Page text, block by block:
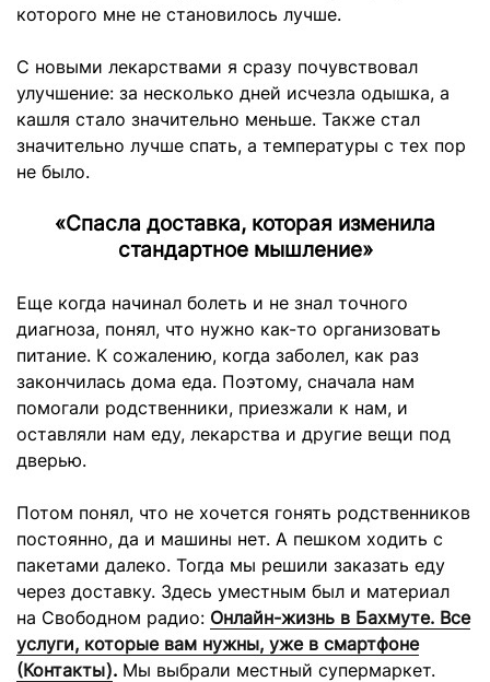
которого мне не становилось лучше.
С новыми лекарствами я сразу почувствовал
улучшение: за несколько дней исчезла одышка, а
кашля стало значительно меньше. Также стал
значительно лучше спать, а температуры с тех пор
не было.
«Спасла доставка, которая изменила
стандартное мышление»
Еще когда начинал болеть и не знал точного
диагноза, понял, что нужно как-то организовать
питание. К сожалению, когда заболел, как раз
закончилась дома еда. Поэтому, сначала нам
помогали родственники, приезжали к нам, и
оставляли нам еду, лекарства и другие вещи под
дверью.
Потом понял, что не хочется гонять родственников
постоянно, да и машины нет. А пешком ходить с
пакетами далеко. Тогда мы решили заказать еду
через доставку. Здесь уместным был и материал
на Свободном радио: Онлайн-жизнь в Бахмуте. Все
услуги, которые вам нужны, уже в смартфоне
(Контакты). Мы выбрали местный супермаркет.